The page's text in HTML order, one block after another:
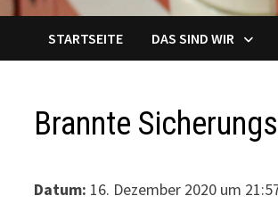
STARTSEITE DAS SIND WIR
Brannte
Datum: 16. Dezember 2020 um